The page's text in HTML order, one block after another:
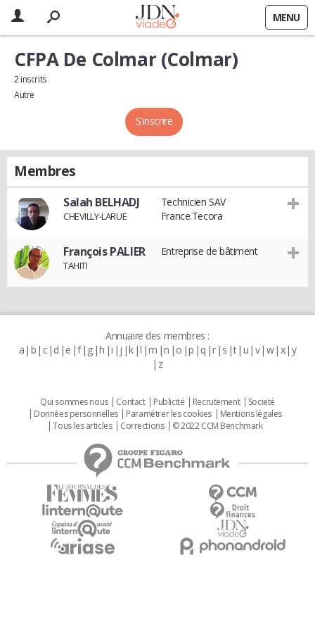
MENU
S'inscrire
CFPA De Colmar (Colmar)
2 inscrits
Autre
Membres
Salah BELHADJ
CHEVILLY-LARUE
Technicien SAV
France.Tecora
François PALIER
TAHITI
Entreprise de bâtiment
Annuaire des membres :
a b c d e f g h i j k l m n o p q r s t u v w x y
z
Qui sommes nous Contact Publicité Recrutement
Societé
Données personnelles
Paramétrer les cookies
Mentions légales
Tous les articles
Corrections © 2022 CCM Benchmark